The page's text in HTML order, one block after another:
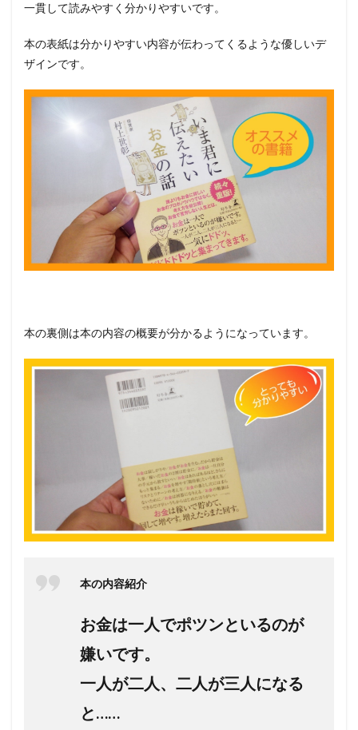
一貫して読みやすく分かりやすいです。
本の表紙は分かりやすい内容が伝わってくるような優しいデ
ザインです。
本の裏側は本の内容の概要が分かるようになっています。
本の内容紹介
お金は一人でポツンといるのが
嫌いです。
一人が二人、二人が三人になる
と……